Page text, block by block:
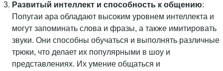
Развитый интеллект и способность к общению:
Попугаи ара обладают высоким уровнем интеллекта и
могут запоминать слова и фразы, а также имитировать
звуки. Они способны обучаться и выполнять различные
трюки, что делает их популярными в шоу и
представлениях. Их умение общаться и